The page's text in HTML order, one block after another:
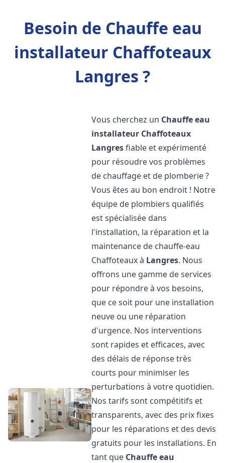
Besoin de Chauffe eau
installateur Chaffoteaux
Langres ?
Vous cherchez un Chauffe eau
installateur Chaffoteaux
Langresfiable et expérimenté
pour résoudre vos problèmes
de chauffage et de plomberie ?
Vous êtes au bon endroit ! Notre
équipe de plombiers qualifiés
est spécialisée dans
l'installation, la réparation et la
maintenance de chauffe-eau
Chaffoteaux à Langres. Nous
offrons une gamme de services
pour répondre à vos besoins,
que ce soit pour une installation
neuve ou une réparation
d'urgence. Nos interventions
sont rapides et efficaces, avec
des délais de réponse très
courts pour minimiser les
perturbations à votre quotidien.
Nos tarifs sont compétitifs et
transparents, avec des prix fixes
pour les réparations et des devis
gratuits pour les installations. En
tant que Chauffe eau